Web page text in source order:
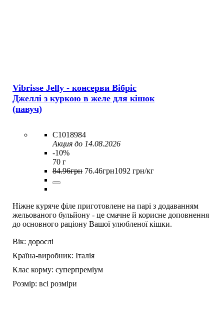
Vibrisse Jelly - консерви Вібріс
Джеллі з куркою в желе для кішок
(павуч)
C1018984
Акция до 14.08.2026
-10%
70 г
84.96грн 76.46грн1092 грн/кг
Ніжне куряче філе приготовлене на парі з додаванням
жельованого бульйону - це смачне й корисне доповнення
до основного раціону Вашої улюбленої кішки.
Вік: дорослі
Країна-виробник: Італія
Клас корму: суперпреміум
Розмір: всі розміри